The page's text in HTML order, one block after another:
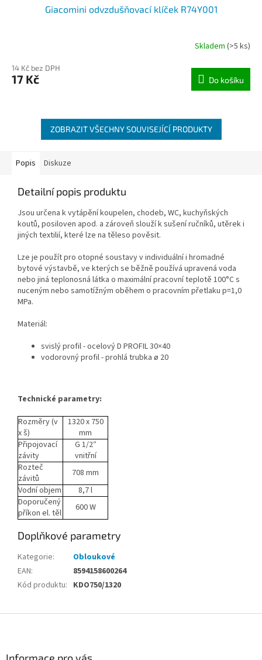
Giacomini odvzdušňovací klíček R74Y001
Skladem (>5 ks)
14 Kč bez DPH
17 Kč Do košíku
ZOBRAZIT VŠECHNY SOUVISEJÍCÍ PRODUKTY
Popis Diskuze
Detailní popis produktu
Jsou určena k vytápění koupelen, chodeb, WC, kuchyňských
koutů, posiloven apod. a zároveň slouží k sušení ručníků, utěrek i
jiných textilií, které lze na těleso pověsit.
Lze je použít pro otopné soustavy v individuální i hromadné
bytové výstavbě, ve kterých se běžně používá upravená voda
nebo jiná teplonosná látka o maximální pracovní teplotě 100°C s
nuceným nebo samotížným oběhem o pracovním přetlaku p=1,0
MPa.
Materiál:
svislý profil - ocelový D PROFIL 30×40
vodorovný profil - prohlá trubka ø 20
Technické parametry:
Rozměry (v
x š)
1320 x 750
mm
Připojovací
závity
G 1/2″
vnitřní
Rozteč
závitů
708 mm
Vodní objem
8,7 l
Doporučený
příkon el. těl
600 W
Doplňkové parametry
Kategorie:
Obloukové
EAN:
8594158600264
Kód produktu: KDO750/1320